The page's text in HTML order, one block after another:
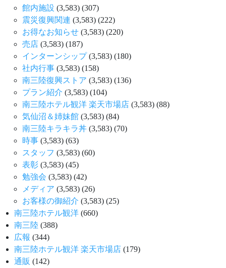
館内施設 (3,583) (307)
震災復興関連 (3,583) (222)
お得なお知らせ (3,583) (220)
売店 (3,583) (187)
インターンシップ(3,583) (180)
社内行事 (3,583) (158)
南三陸復興ストア (3,583) (136)
プラン紹介 (3,583) (104)
南三陸ホテル観洋 楽天市場店 (3,583) (88)
気仙沼＆姉妹館 (3,583) (84)
南三陸キラキラ丼 (3,583) (70)
時事 (3,583) (63)
スタッフ (3,583) (60)
表彰 (3,583) (45)
勉強会 (3,583) (42)
メディア (3,583) (26)
お客様の御紹介 (3,583) (25)
南三陸ホテル観洋 (660)
南三陸 (388)
広報 (344)
南三陸ホテル観洋 楽天市場店 (179)
通販 (142)